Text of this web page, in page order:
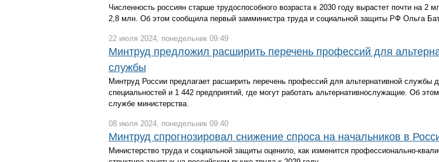
Численность россиян старше трудоспособного возраста к 2030 году вырастет почти на 2
2,8 млн. Об этом сообщила первый замминистра труда и социальной защиты РФ Ольга
22 июля 2024, понедельник 09:49
Минтруд предложил расширить перечень профессий для
службы
Минтруд России предлагает расширить перечень профессий для альтернативной службы
специальностей и 1 442 предприятий, где могут работать альтернативнослужащие. Об
службе министерства.
08 июля 2024, понедельник 09:40
Минтруд спрогнозировал снижение спроса на начальников в
Министерство труда и социальной защиты оценило, как изменится профессионально-